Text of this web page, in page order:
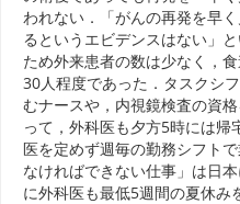
われない．「がんの再発を早
るというエビデンスはない」
ため外来患者の数は少なく，
30人程度であった．タスクシ
むナースや，内視鏡検査の資
って，外科医も夕方5時には
医を定めず週毎の勤務シフト
なければできない仕事」は日
に外科医も最低5週間の夏休み